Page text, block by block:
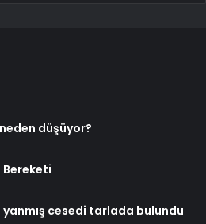
düşüyor?
Bereketi
yanmış cesedi tarlada bulundu